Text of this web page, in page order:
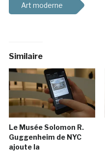
Art moderne
Similaire
Le Musée Solomon R.
Guggenheim de NYC
ajoute la